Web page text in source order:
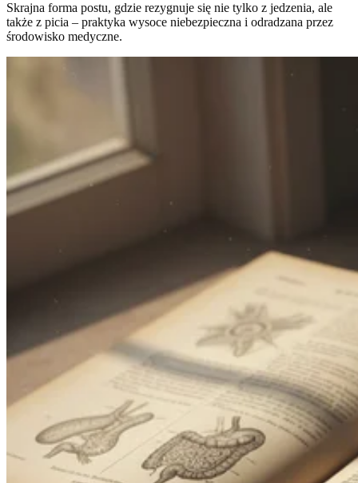
Skrajna forma postu, gdzie rezygnuje się nie tylko z jedzenia, ale
także z picia – praktyka wysoce niebezpieczna i odradzana przez
środowisko medyczne.